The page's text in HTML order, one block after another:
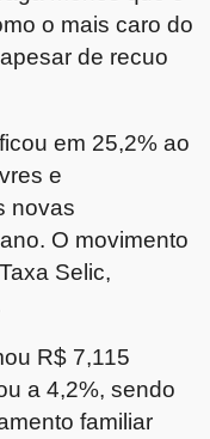
o mais caro do
de recuo
em 25,2% ao
e
novas
O movimento
Taxa Selic,
R$ 7,115
a 4,2%, sendo
familiar